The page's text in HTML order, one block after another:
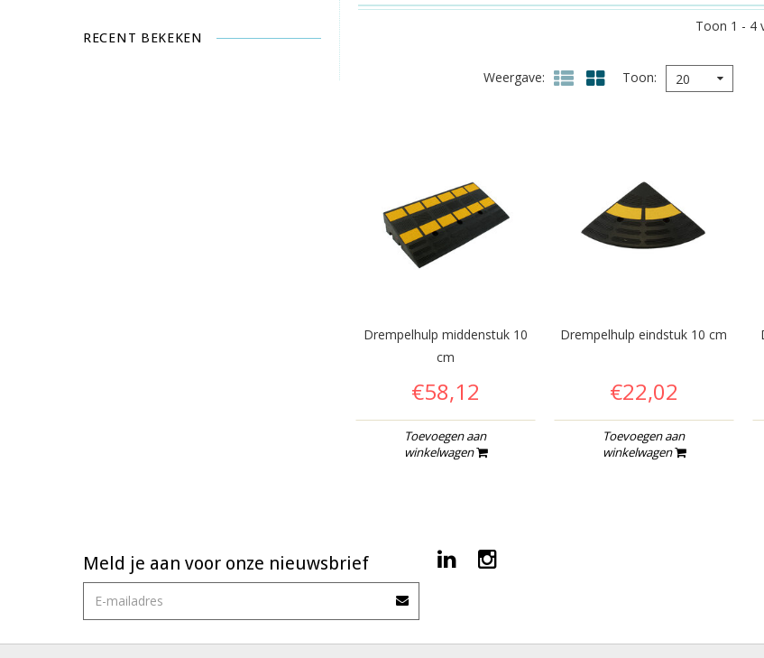
RECENT BEKEKEN
Toon 1 - 4
Weergave Toon 20
Drempelhulp middenstuk 10
cm
€58,12
Toevoegen aan
winkelwagen
Drempelhulp eindstuk 10 cm
€22,02
Toevoegen aan
winkelwagen
Meld je aan voor onze nieuwsbrief